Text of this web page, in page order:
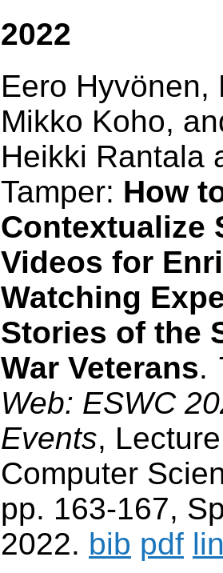
2022
Eero Hyvönen,
Mikko Koho,
Heikki Rantala
Tamper: How
Contextualize
Videos for
Watching
Stories of the
War Veterans.
Web: ESWC
Events,
Computer
pp. 163-167,
2022. bib pdf